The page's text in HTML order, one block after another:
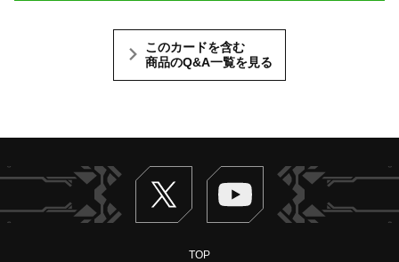
このカードを含む
商品のQ&A一覧を見る
Twitter ヴァンガードch
TOP